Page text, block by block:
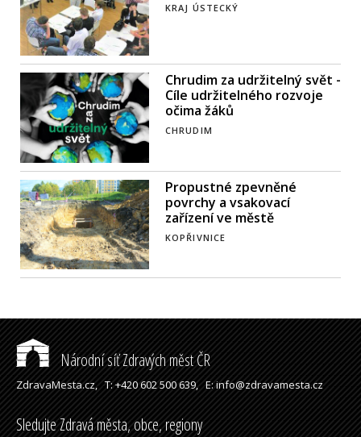
KRAJ ÚSTECKÝ
Chrudim za udržitelný svět -
Cíle udržitelného rozvoje
očima žáků
CHRUDIM
Propustné zpevněné
povrchy a vsakovací
zařízení ve městě
KOPŘIVNICE
Národní síť Zdravých měst ČR
ZdravaMesta.cz,T: +420 602 500 639,E: info@zdravamesta.cz
Sledujte Zdravá města, obce, regiony